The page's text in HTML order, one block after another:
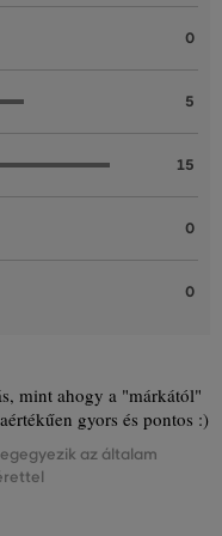
0
5
15
0
0
mint ahogy a "márkától"
gyors és pontos :)
az általam